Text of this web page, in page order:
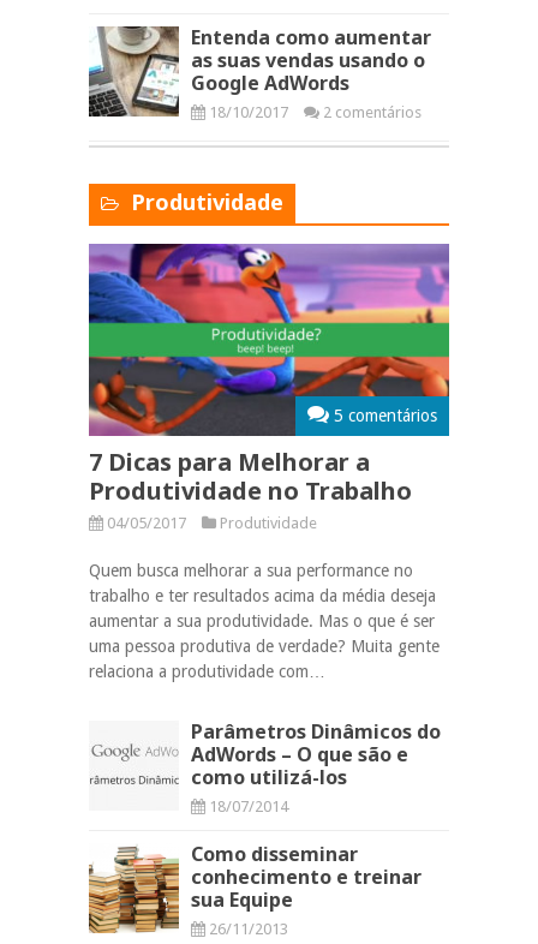
Entenda como aumentar
as suas vendas usando o
Google AdWords
18/10/2017 2 comentários
Produtividade
5 comentários
7 Dicas para Melhorar a
Produtividade no Trabalho
04/05/2017 Produtividade
Quem busca melhorar a sua performance no
trabalho e ter resultados acima da média deseja
aumentar a sua produtividade. Mas o que é ser
uma pessoa produtiva de verdade? Muita gente
relaciona a produtividade com…
Parâmetros Dinâmicos do
AdWords – O que são e
como utilizá-los
18/07/2014
Como disseminar
conhecimento e treinar
sua Equipe
26/11/2013